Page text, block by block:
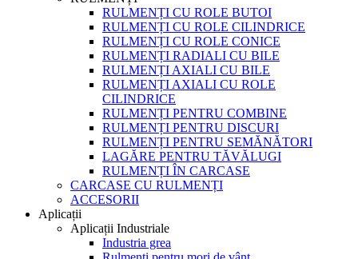
RULMENȚI CU ROLE BUTOI
RULMENȚI CU ROLE CILINDRICE
RULMENȚI CU ROLE CONICE
RULMENȚI RADIALI CU BILE
RULMENȚI AXIALI CU BILE
RULMENȚI AXIALI CU ROLE
CILINDRICE
RULMENȚI PENTRU COMBINE
RULMENȚI PENTRU DISCURI
RULMENȚI PENTRU SEMĂNĂTORI
LAGĂRE PENTRU TĂVĂLUGI
RULMENȚI ÎN CARCASE
CARCASE CU RULMENȚI
ACCESORII
Aplicații
Aplicații Industriale
Industria grea